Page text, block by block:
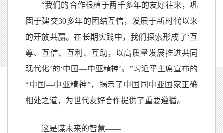
“我们的合作根植于两千多年的友好往来，巩
固于建交30多年的团结互信，发展于新时代以来
的开放共赢。在长期实践中，我们探索形成了‘互
尊、互信、互利、互助，以高质量发展推进共同
现代化’的‘中国—中亚精神’。”习近平主席宣布的
“中国—中亚精神”，揭示了中国同中亚国家正确
相处之道，为世代友好合作提供了重要遵循。
这是谋未来的智慧——